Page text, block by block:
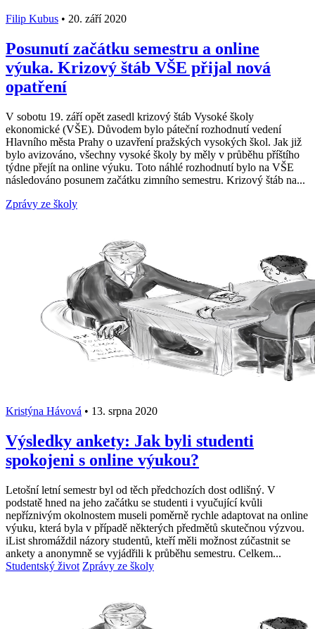
Filip Kubus • 20. září 2020
Posunutí začátku semestru a online
výuka. Krizový štáb VŠE přijal nová
opatření
V sobotu 19. září opět zasedl krizový štáb Vysoké školy
ekonomické (VŠE). Důvodem bylo páteční rozhodnutí vedení
Hlavního města Prahy o uzavření pražských vysokých škol. Jak již
bylo avizováno, všechny vysoké školy by měly v průběhu příštího
týdne přejít na online výuku. Toto náhlé rozhodnutí bylo na VŠE
následováno posunem začátku zimního semestru. Krizový štáb na...
Zprávy ze školy
Kristýna Hávová • 13. srpna 2020
Výsledky ankety: Jak byli studenti
spokojeni s online výukou?
Letošní letní semestr byl od těch předchozích dost odlišný. V
podstatě hned na jeho začátku se studenti i vyučující kvůli
nepříznivým okolnostem museli poměrně rychle adaptovat na online
výuku, která byla v případě některých předmětů skutečnou výzvou.
iList shromáždil názory studentů, kteří měli možnost zúčastnit se
ankety a anonymně se vyjádřili k průběhu semestru. Celkem...
Studentský život Zprávy ze školy